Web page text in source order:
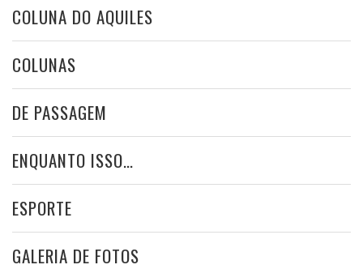
COLUNA DO AQUILES
COLUNAS
DE PASSAGEM
ENQUANTO ISSO…
ESPORTE
GALERIA DE FOTOS